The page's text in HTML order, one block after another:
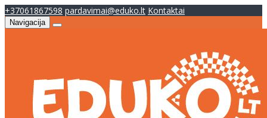
+37061867598 pardavimai@eduko.lt Kontaktai
Navigacija